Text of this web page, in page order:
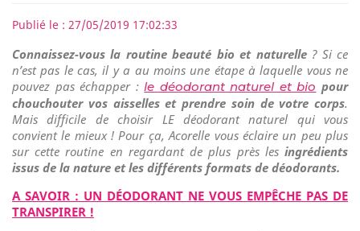
Publié le : 27/05/2019 17:02:33
Connaissez-vous la routine beauté bio et naturelle? Si ce
n’est pas le cas, il y a au moins une étape à laquelle vous ne
pouvez pas échapper :le déodorant naturel et bio pour
chouchouter vos aisselles et prendre soin de votre corps.
Mais difficile de choisir LE déodorant naturel qui vous
convient le mieux ! Pour ça, Acorelle vous éclaire un peu plus
sur cette routine en regardant de plus près lesingrédients
issus de la nature et les différents formats de déodorants.
A SAVOIR : UN DÉODORANT NE VOUS EMPÊCHE PAS DE
TRANSPIRER !